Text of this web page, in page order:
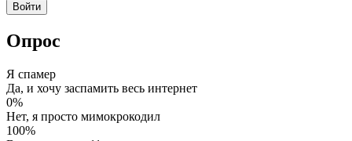
Опрос
Я спамер
Да, и хочу заспамить весь интернет
0%
Нет, я просто мимокрокодил
100%